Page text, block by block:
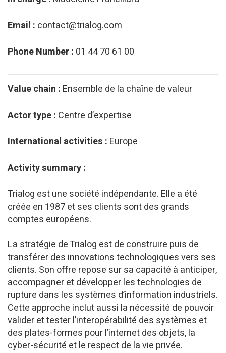
Email : contact@trialog.com
Phone Number : 01 44 70 61 00
Value chain : Ensemble de la chaîne de valeur
Actor type : Centre d’expertise
International activities : Europe
Activity summary :
Trialog est une société indépendante. Elle a été
créée en 1987 et ses clients sont des grands
comptes européens.
La stratégie de Trialog est de construire puis de
transférer des innovations technologiques vers ses
clients. Son offre repose sur sa capacité à anticiper,
accompagner et développer les technologies de
rupture dans les systèmes d’information industriels.
Cette approche inclut aussi la nécessité de pouvoir
valider et tester l’interopérabilité des systèmes et
des plates-formes pour l’internet des objets, la
cyber-sécurité et le respect de la vie privée.